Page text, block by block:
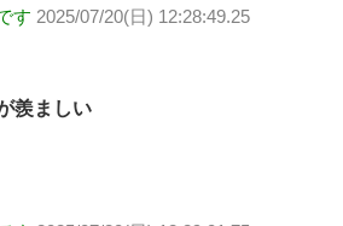
す 2025/07/20(日) 12:28:49.25
羨ましい